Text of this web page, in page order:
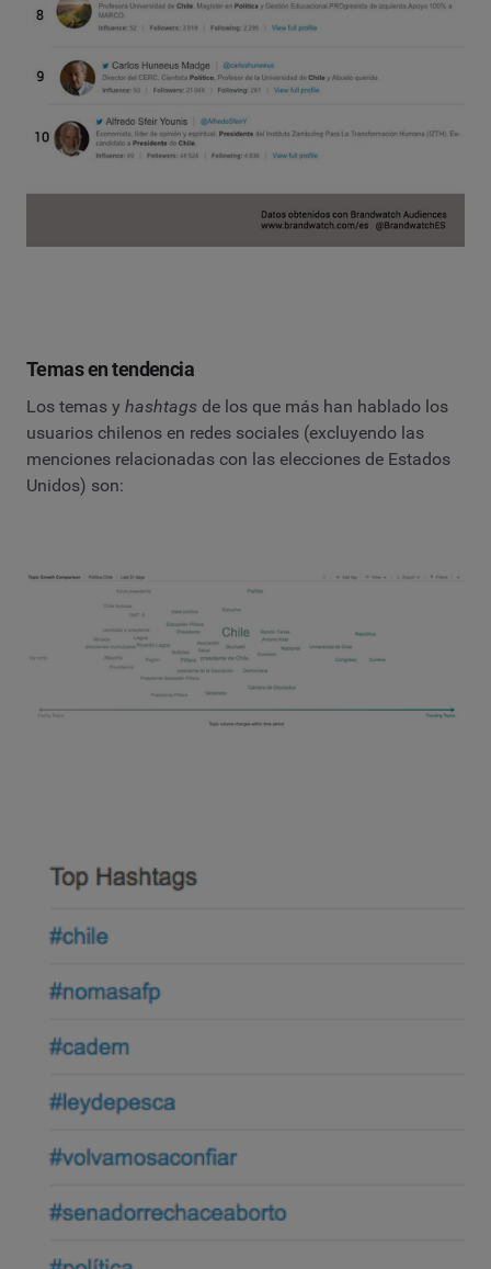
Temas en tendencia
Los temas y hashtags de los que más han hablado los
usuarios chilenos en redes sociales (excluyendo las
menciones relacionadas con las elecciones de Estados
Unidos) son: